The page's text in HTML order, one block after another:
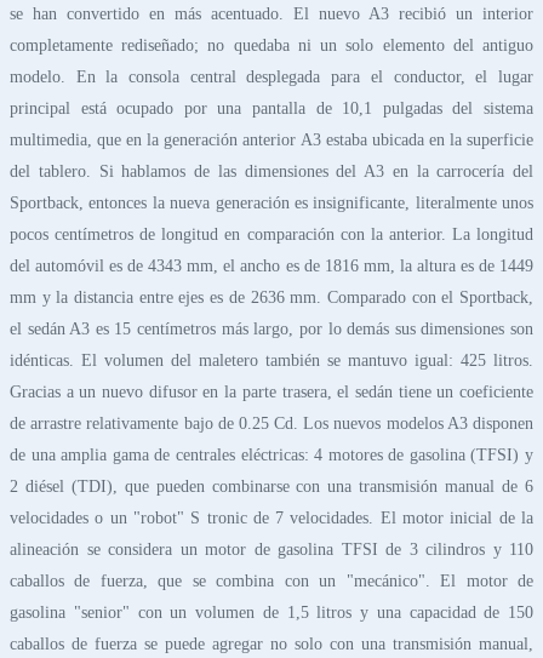
se han convertido en más acentuado. El nuevo A3 recibió un interior
completamente rediseñado; no quedaba ni un solo elemento del antiguo
modelo. En la consola central desplegada para el conductor, el lugar
principal está ocupado por una pantalla de 10,1 pulgadas del sistema
multimedia, que en la generación anterior A3 estaba ubicada en la superficie
del tablero. Si hablamos de las dimensiones del A3 en la carrocería del
Sportback, entonces la nueva generación es insignificante, literalmente unos
pocos centímetros de longitud en comparación con la anterior. La longitud
del automóvil es de 4343 mm, el ancho es de 1816 mm, la altura es de 1449
mm y la distancia entre ejes es de 2636 mm. Comparado con el Sportback,
el sedán A3 es 15 centímetros más largo, por lo demás sus dimensiones son
idénticas. El volumen del maletero también se mantuvo igual: 425 litros.
Gracias a un nuevo difusor en la parte trasera, el sedán tiene un coeficiente
de arrastre relativamente bajo de 0.25 Cd. Los nuevos modelos A3 disponen
de una amplia gama de centrales eléctricas: 4 motores de gasolina (TFSI) y
2 diésel (TDI), que pueden combinarse con una transmisión manual de 6
velocidades o un "robot" S tronic de 7 velocidades. El motor inicial de la
alineación se considera un motor de gasolina TFSI de 3 cilindros y 110
caballos de fuerza, que se combina con un "mecánico". El motor de
gasolina "senior" con un volumen de 1,5 litros y una capacidad de 150
caballos de fuerza se puede agregar no solo con una transmisión manual,